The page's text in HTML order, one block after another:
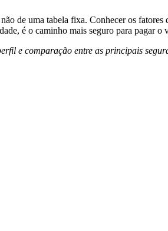
de uma tabela fixa. Conhecer os
é o caminho mais seguro para pagar o
e comparação entre as principais